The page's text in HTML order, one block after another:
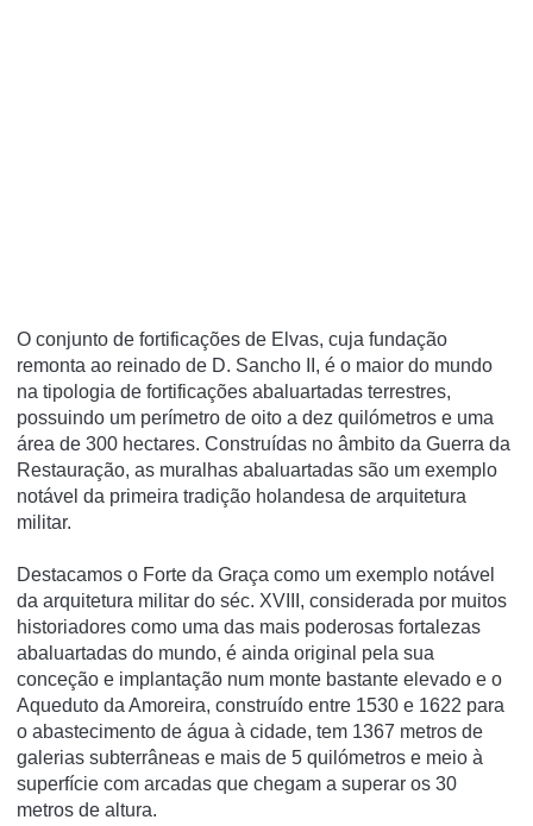
O conjunto de fortificações de Elvas, cuja fundação
remonta ao reinado de D. Sancho II, é o maior do mundo
na tipologia de fortificações abaluartadas terrestres,
possuindo um perímetro de oito a dez quilómetros e uma
área de 300 hectares. Construídas no âmbito da Guerra da
Restauração, as muralhas abaluartadas são um exemplo
notável da primeira tradição holandesa de arquitetura
militar.
Destacamos o Forte da Graça como um exemplo notável
da arquitetura militar do séc. XVIII, considerada por muitos
historiadores como uma das mais poderosas fortalezas
abaluartadas do mundo, é ainda original pela sua
conceção e implantação num monte bastante elevado e o
Aqueduto da Amoreira, construído entre 1530 e 1622 para
o abastecimento de água à cidade, tem 1367 metros de
galerias subterrâneas e mais de 5 quilómetros e meio à
superfície com arcadas que chegam a superar os 30
metros de altura.